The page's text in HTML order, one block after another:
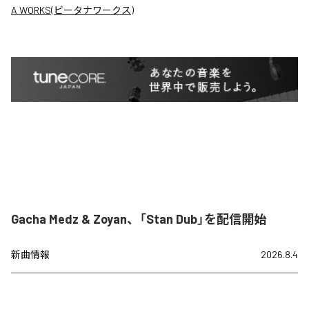
A WORKS(ビータナワークス)
Gacha Medz & Zoyan、「Stan Dub」を配信開始
新曲情報 2026.8.4